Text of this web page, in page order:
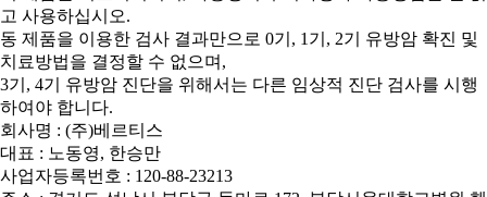
고 사용하십시오.
동 제품을 이용한 검사 결과만으로 0기, 1기, 2기 유방암 확진 및
치료방법을 결정할 수 없으며,
3기, 4기 유방암 진단을 위해서는 다른 임상적 진단 검사를 시행
하여야 합니다.
회사명 : (주)베르티스
대표 : 노동영, 한승만
사업자등록번호 : 120-88-23213